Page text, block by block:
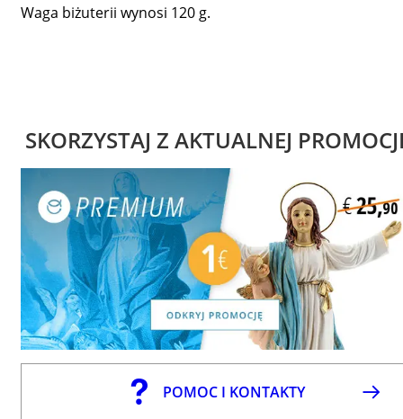
Waga biżuterii wynosi 120 g.
SKORZYSTAJ Z AKTUALNEJ
POMOC I KONTAKTY